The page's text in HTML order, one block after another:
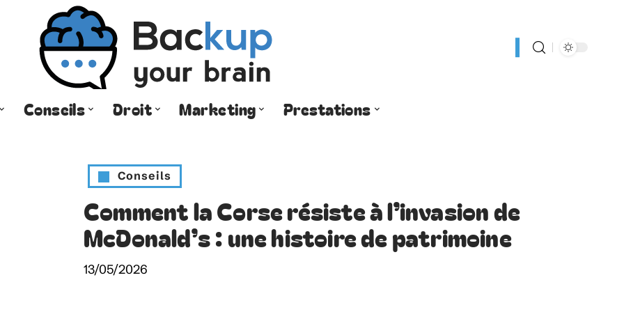
Conseils Droit Marketing Prestations
Conseils
Comment la Corse résiste à l’invasion de
McDonald’s : une histoire de patrimoine
13/05/2026